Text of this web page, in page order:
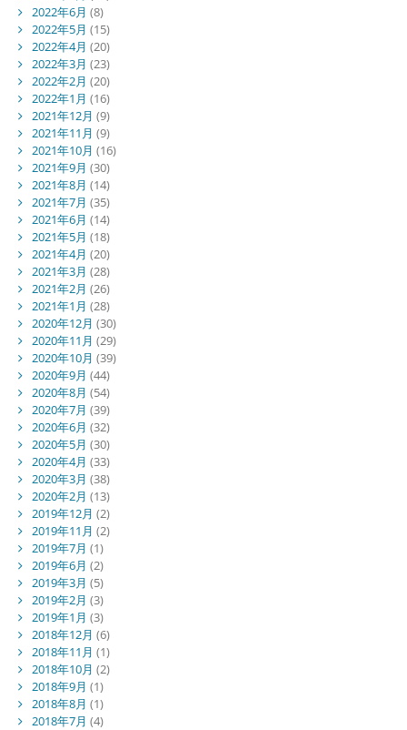
2022年6月 (8)
2022年5月 (15)
2022年4月 (20)
2022年3月 (23)
2022年2月 (20)
2022年1月 (16)
2021年12月 (9)
2021年11月 (9)
2021年10月 (16)
2021年9月 (30)
2021年8月 (14)
2021年7月 (35)
2021年6月 (14)
2021年5月 (18)
2021年4月 (20)
2021年3月 (28)
2021年2月 (26)
2021年1月 (28)
2020年12月 (30)
2020年11月 (29)
2020年10月 (39)
2020年9月 (44)
2020年8月 (54)
2020年7月 (39)
2020年6月 (32)
2020年5月 (30)
2020年4月 (33)
2020年3月 (38)
2020年2月 (13)
2019年12月 (2)
2019年11月 (2)
2019年7月 (1)
2019年6月 (2)
2019年3月 (5)
2019年2月 (3)
2019年1月 (3)
2018年12月 (6)
2018年11月 (1)
2018年10月 (2)
2018年9月 (1)
2018年8月 (1)
2018年7月 (4)